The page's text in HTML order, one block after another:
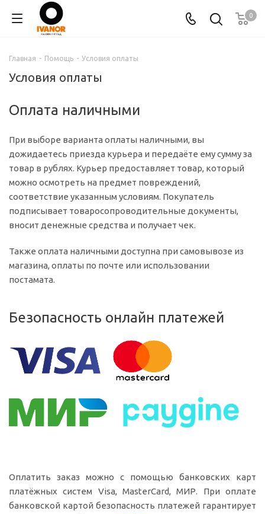
0
Главная - Помощь - Условия оплаты
Условия оплаты
Оплата наличными
При выборе варианта оплаты наличными, вы
дожидаетесь приезда курьера и передаёте ему сумму за
товар в рублях. Курьер предоставляет товар, который
можно осмотреть на предмет повреждений,
соответствие указанным условиям. Покупатель
подписывает товаросопроводительные документы,
вносит денежные средства и получает чек.
Также оплата наличными доступна при самовывозе из
магазина, оплаты по почте или использовании
постамата.
Безопасность онлайн платежей
Оплатить заказ можно с помощью банковских карт
платёжных систем Visa, MasterCard, МИР. При оплате
банковской картой безопасность платежей гарантирует